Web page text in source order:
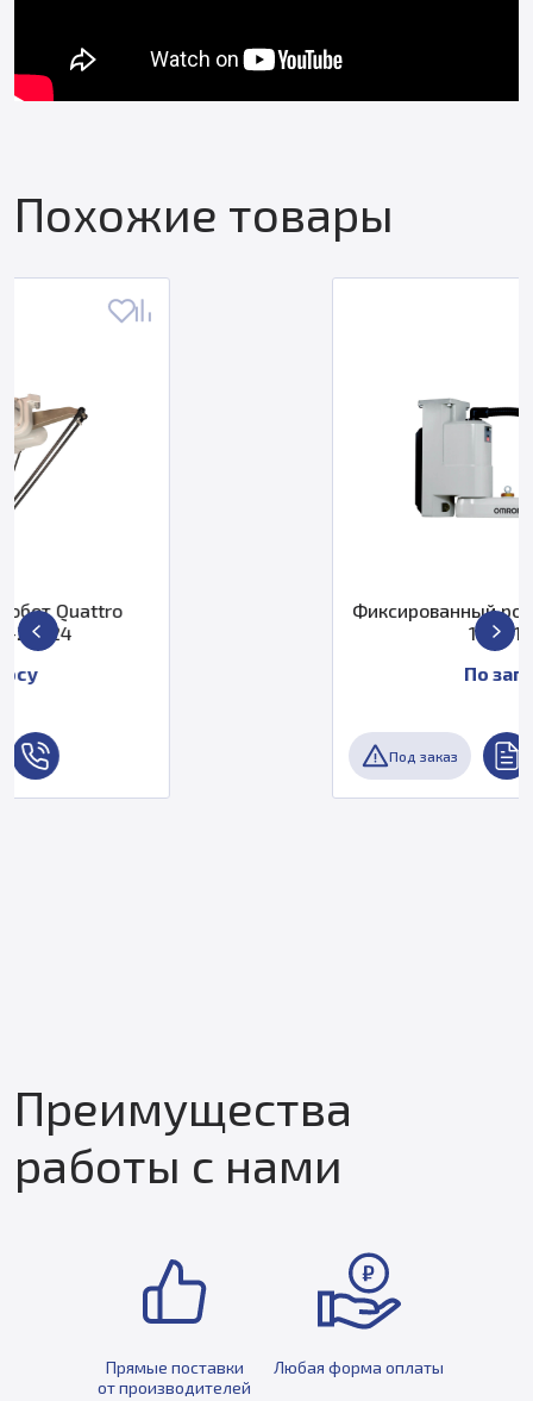
Похожие товары
Фиксированный робот eCobra Omron
Преимущества
работы с нами
Прямые поставки
от производителей
Любая форма оплаты